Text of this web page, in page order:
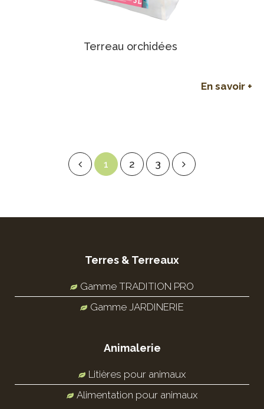
Terreau orchidées
En savoir +
1 2 3
Terres & Terreaux
Gamme TRADITION PRO
Gamme JARDINERIE
Animalerie
Litières pour animaux
Alimentation pour animaux